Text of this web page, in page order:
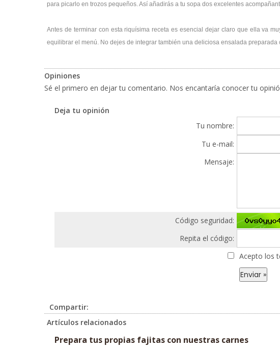
para picarlo en trozos pequeños. Así añadirás a tu sopa dos excelentes
Antes de terminar con esta riquísima receta es esencial dejar claro que ella va
equilibrar el menú. No dejes de integrar también una deliciosa ensalada preparada
Opiniones
Sé el primero en dejar tu comentario. Nos encantaría conocer tu
Deja tu opinión
Tu nombre:
Tu e-mail:
Mensaje:
Código seguridad:
Repita el código:
Acepto los
Compartir:
Artículos relacionados
Prepara tus propias fajitas con nuestras carnes